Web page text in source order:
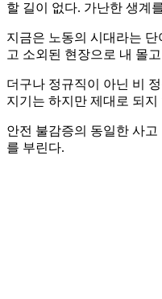
할 길이 없다. 가난한 생계
지금은 노동의 시대라는
고 소외된 현장으로 내 몰
더구나 정규직이 아닌 비
지기는 하지만 제대로 되
안전 불감증의 동일한 사
를 부린다.